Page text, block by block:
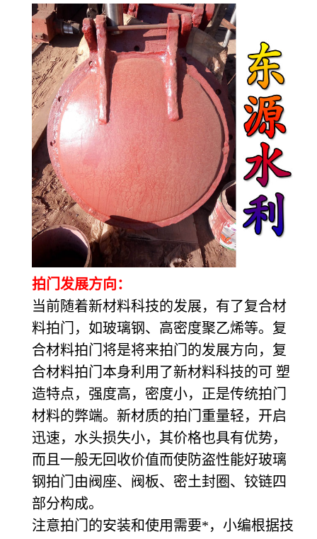
拍门发展方向：
当前随着新材料科技的发展，有了复合材
料拍门，如玻璃钢、高密度聚乙烯等。复
合材料拍门将是将来拍门的发展方向，复
合材料拍门本身利用了新材料科技的可 塑
造特点，强度高，密度小，正是传统拍门
材料的弊端。新材质的拍门重量轻，开启
迅速，水头损失小，其价格也具有优势，
而且一般无回收价值而使防盗性能好玻璃
钢拍门由阀座、阀板、密土封圈、铰链四
部分构成。
注意拍门的安装和使用需要*，小编根据技